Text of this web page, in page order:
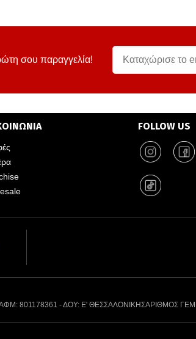
σου παραγγελία!
FOLLOW US
801178361 - ΔΟΥ: Ε' ΘΕΣΣΑΛΟΝΙΚΗΣΑΡΙΘΜΟΣ